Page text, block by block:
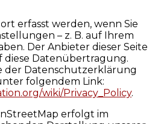
erfasst werden, wenn Sie
– z. B. auf Ihrem
Der Anbieter dieser Seite
diese Datenübertragung.
der Datenschutzerklärung
folgendem Link:
wiki/Privacy_Policy.
erfolgt im